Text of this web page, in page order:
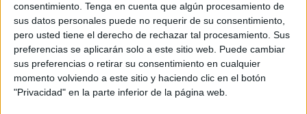
consentimiento. Tenga en cuenta que algún procesamiento de
sus datos personales puede no requerir de su consentimiento,
pero usted tiene el derecho de rechazar tal procesamiento. Sus
preferencias se aplicarán solo a este sitio web. Puede cambiar
sus preferencias o retirar su consentimiento en cualquier
momento volviendo a este sitio y haciendo clic en el botón
"Privacidad" en la parte inferior de la página web.
La organización informa que la entrada para el
evento previsto para la próxima semana, será
válida para estas nuevas fechas. Y si prefieres que
se devuelva el importe de la entrada adquirida,
debe contactar con ellos
en hola@clubdecreativos.com